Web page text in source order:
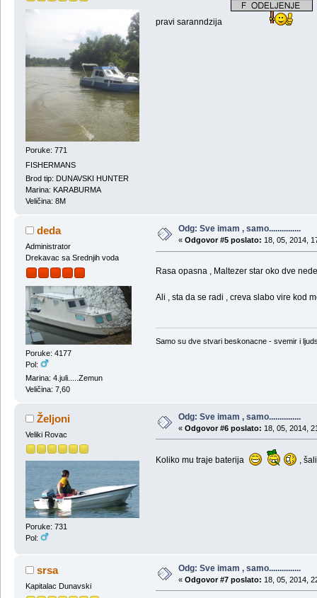
Poruke: 771
FISHERMANS
Brod tip: DUNAVSKI HUNTER
Marina: KARABURMA
Veličina: 8M
pravi saranndzija
deda
Administrator
Drekavac sa Srednjih voda
Poruke: 4177
Pol:
Marina: 4.juli.....Zemun
Veličina: 7,60
Odg: Sve imam , samo...............
« Odgovor #5 poslato: 18, 05, 2014,
Rasa opasna , Maltezer star oko dve
Ali , sta da se radi , creva slabo vire kod
Samo su dve stvari beskonacne - svemir i
Željoni
Veliki Rovac
Poruke: 731
Pol:
Odg: Sve imam , samo...............
« Odgovor #6 poslato: 18, 05, 2014,
Koliko mu traje baterija ,
srsa
Kapitalac Dunavski
Odg: Sve imam , samo...............
« Odgovor #7 poslato: 18, 05, 2014,